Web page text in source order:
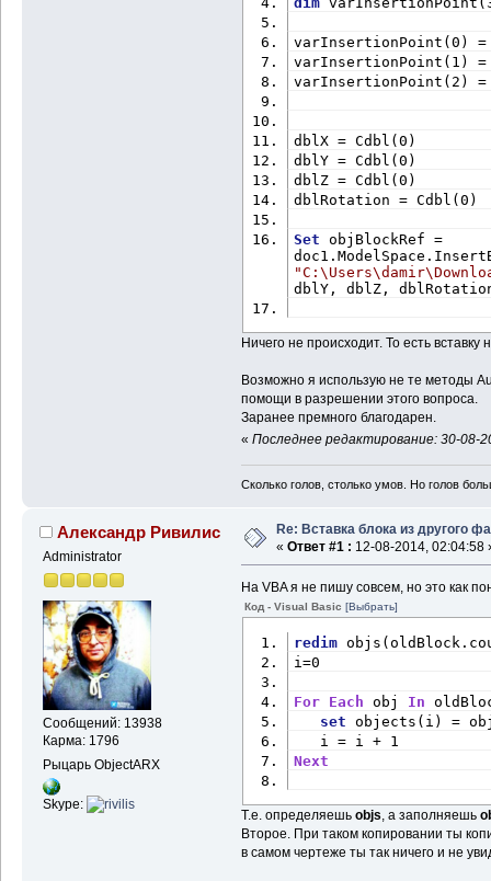
varInsertionPoint(0) =
varInsertionPoint(1) =
varInsertionPoint(2) =
dblX = Cdbl(0)
dblY = Cdbl(0)
dblZ = Cdbl(0)
dblRotation = Cdbl(0)
Set objBlockRef =
dblY, dblZ,
Ничего не происходит. То есть
Возможно я использую не те методы
помощи в разрешении этого вопроса.
Заранее премного благодарен.
« Последнее редактирование: 30-08-
Сколько голов, столько умов. Но голов
Александр Ривилис
Administrator
Сообщений: 13938
Карма: 1796
Рыцарь ObjectARX
Skype:
Re: Вставка блока из другого
« Ответ #1 : 12-08-2014, 02:04:58
На VBA я не пишу совсем, но это как
Код - Visual Basic [Выбрать]
redim
i=0
For Each obj In
set objects(i) =
i = i + 1
Next
Т.е. определяешь objs, а заполняешь
Второе. При таком копировании ты
в самом чертеже ты так ничего и не